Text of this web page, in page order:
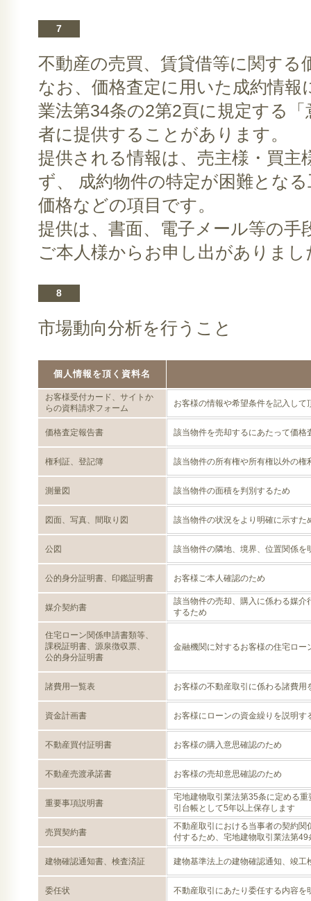
7
不動産の売買、賃貸借等に関する
なお、価格査定に用いた成約情
業法第34条の2第2頁に規定する
者に提供することがあります。
提供される情報は、売主様・買主
ず、 成約物件の特定が困難とな
価格などの項目です。
提供は、書面、電子メール等の手
ご本人様からお申し出がありま
8
市場動向分析を行うこと
個人情報を頂く資料名
お客様受付カード、サイトか
らの資料請求フォーム
お客様の情報や希望条件を記入し
価格査定報告書 該当物件を売却するにあたって価格
権利証、登記簿 該当物件の所有権や所有権以外の権
測量図 該当物件の面積を判別するため
図面、写真、間取り図 該当物件の状況をより明確に示すた
公図 該当物件の隣地、境界、位置関係を
公的身分証明書、印鑑証明書 お客様ご本人確認のため
媒介契約書
該当物件の売却、購入に係わる媒
するため
住宅ローン関係申請書類等、
課税証明書、源泉徴収票、
公的身分証明書
金融機関に対するお客様の住宅ロー
諸費用一覧表 お客様の不動産取引に係わる諸費用
資金計画書 お客様にローンの資金繰りを説明す
不動産買付証明書 お客様の購入意思確認のため
不動産売渡承諾書 お客様の売却意思確認のため
重要事項説明書
宅地建物取引業法第35条に定める
引台帳として5年以上保存します
売買契約書
不動産取引における当事者の契約
付するため、宅地建物取引業法第
建物確認通知書、検査済証 建物基準法上の建物確認通知、竣工
委任状 不動産取引にあたり委任する内容を